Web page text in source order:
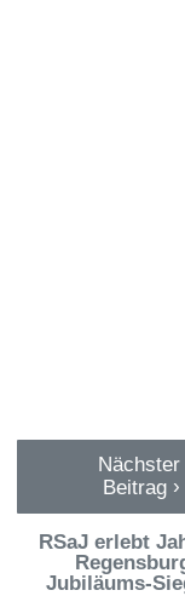
Nächster
Beitrag ›
RSaJ erlebt
Jubiläums-